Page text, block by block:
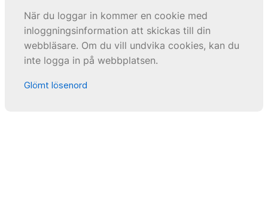
När du loggar in kommer en cookie med
inloggningsinformation att skickas till din
webbläsare. Om du vill undvika cookies, kan du
inte logga in på webbplatsen.
Glömt lösenord